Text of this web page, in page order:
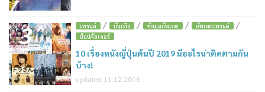
3 เทรนด์ / บันเทิง / ข้อมูลอัพเดต / อัพเดตเทรนด์ /
ป๊อปคัลเจอร์
10 เรื่องหนังญี่ปุ่นต้นปี 2019 มีอะไรน่าติดตามกัน
บ้าง!
updated 11.12.2018